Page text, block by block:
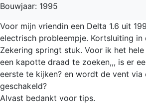
Bouwjaar: 1995
Voor mijn vriendin een Delta 1.6 uit
electrisch probleempje. Kortsluiting in
Zekering springt stuk. Voor ik het
een kapotte draad te zoeken,,, is er
eerste te kijken? en wordt de vent via
geschakeld?
Alvast bedankt voor tips.